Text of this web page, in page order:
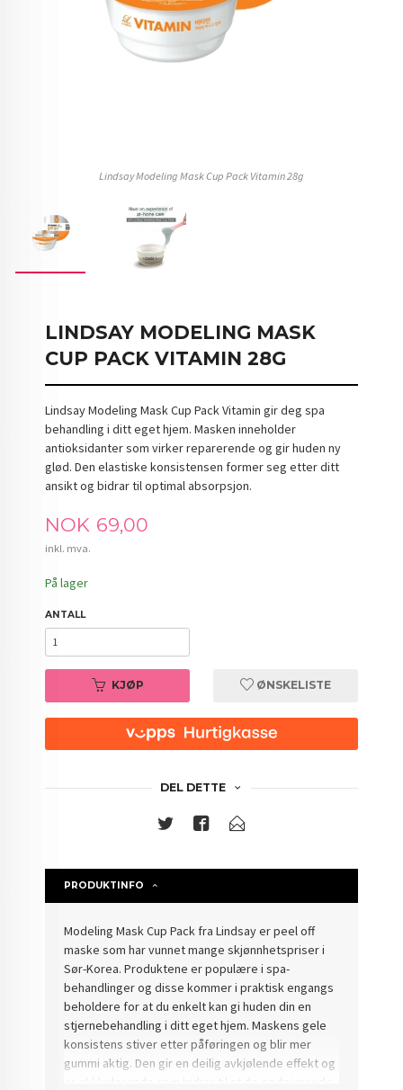
Lindsay Modeling Mask Cup Pack Vitamin 28g
LINDSAY MODELING MASK
CUP PACK VITAMIN 28G
Lindsay Modeling Mask Cup Pack Vitamin gir deg spa
behandling i ditt eget hjem. Masken inneholder
antioksidanter som virker reparerende og gir huden ny
glød. Den elastiske konsistensen former seg etter ditt
ansikt og bidrar til optimal absorpsjon.
Pris
NOK 69,00
inkl. mva.
På lager
ANTALL
KJØP ØNSKELISTE
DEL DETTE
PRODUKTINFO
Modeling Mask Cup Pack fra Lindsay er peel off
maske som har vunnet mange skjønnhetspriser i
Sør-Korea. Produktene er populære i spa-
behandlinger og disse kommer i praktisk engangs
beholdere for at du enkelt kan gi huden din en
stjernebehandling i ditt eget hjem. Maskens gele
konsistens stiver etter påføringen og blir mer
gummi aktig. Den gir en deilig avkjølende effekt og